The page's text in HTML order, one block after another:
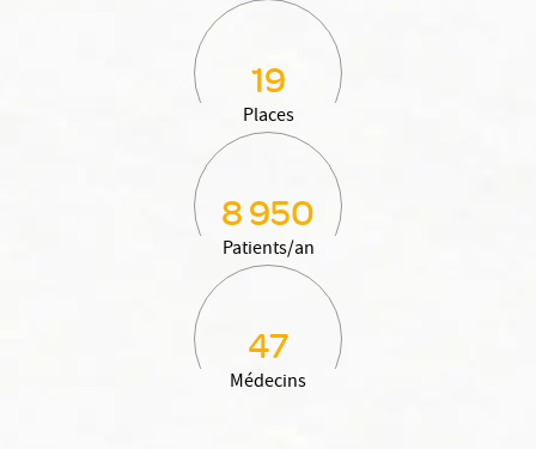
19
Places
8 950
Patients/an
47
Médecins